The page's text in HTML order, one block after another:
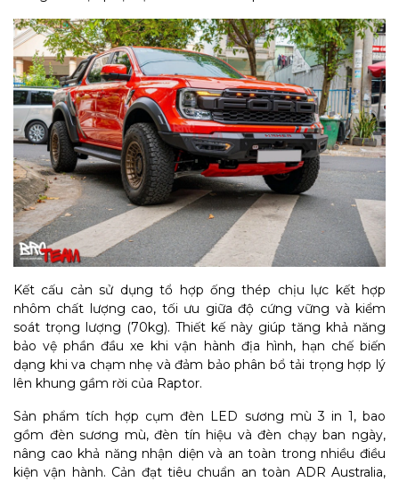
Kết cấu cản sử dụng tổ hợp ống thép chịu lực kết hợp
nhôm chất lượng cao, tối ưu giữa độ cứng vững và kiểm
soát trọng lượng (70kg). Thiết kế này giúp tăng khả năng
bảo vệ phần đầu xe khi vận hành địa hình, hạn chế biến
dạng khi va chạm nhẹ và đảm bảo phân bổ tải trọng hợp lý
lên khung gầm rời của Raptor.
Sản phẩm tích hợp cụm đèn LED sương mù 3 in 1, bao
gồm đèn sương mù, đèn tín hiệu và đèn chạy ban ngày,
nâng cao khả năng nhận diện và an toàn trong nhiều điều
kiện vận hành. Cản đạt tiêu chuẩn an toàn ADR Australia,